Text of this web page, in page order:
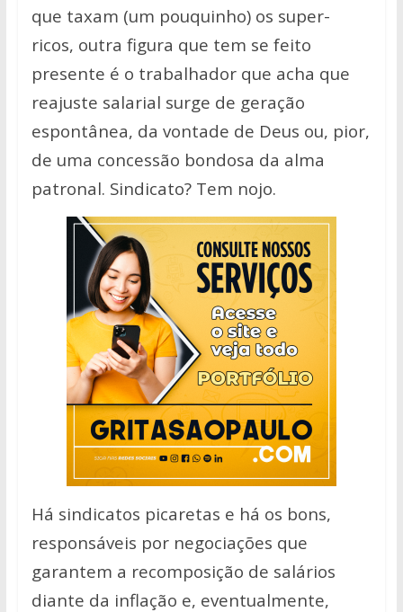
que taxam (um pouquinho) os super-
ricos, outra figura que tem se feito
presente é o trabalhador que acha que
reajuste salarial surge de geração
espontânea, da vontade de Deus ou, pior,
de uma concessão bondosa da alma
patronal. Sindicato? Tem nojo.
Há sindicatos picaretas e há os bons,
responsáveis por negociações que
garantem a recomposição de salários
diante da inflação e, eventualmente,